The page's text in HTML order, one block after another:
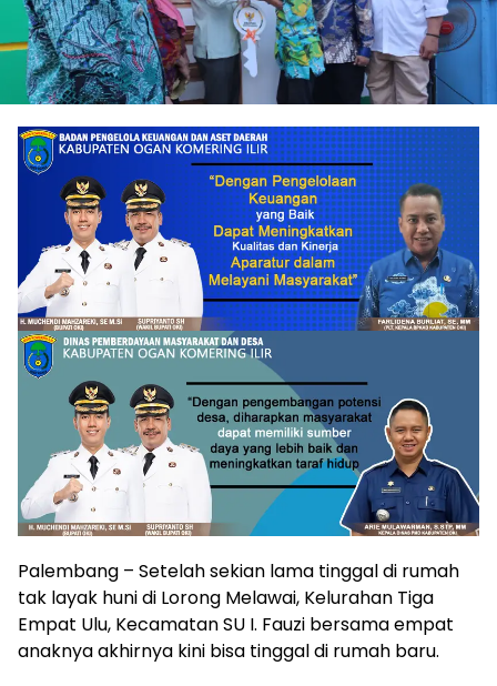
Palembang – Setelah sekian lama tinggal di rumah
tak layak huni di Lorong Melawai, Kelurahan Tiga
Empat Ulu, Kecamatan SU I. Fauzi bersama empat
anaknya akhirnya kini bisa tinggal di rumah baru.